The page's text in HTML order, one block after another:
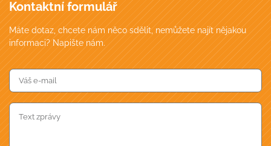
Kontaktní formulář
Máte dotaz, chcete nám něco sdělit, nemůžete najít nějakou
informaci? Napište nám.